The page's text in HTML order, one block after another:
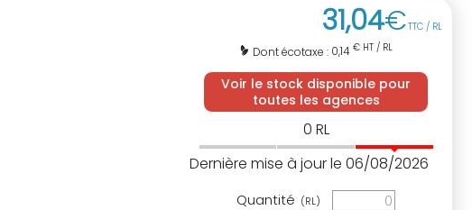
31,04€TTC / RL
Dont écotaxe : 0,14 € HT / RL
Voir le stock disponible pour
toutes les agences
0 RL
Dernière mise à jour le 06/08/2026
Quantité (RL)